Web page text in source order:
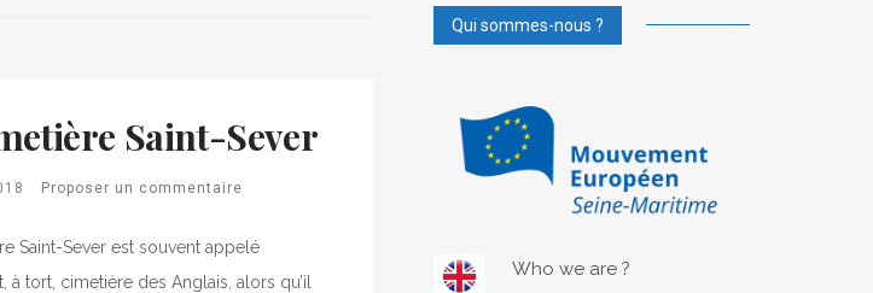
Saint-Sever
Proposer un commentaire
Saint-Sever est souvent appelé
à tort, cimetière des Anglais, alors qu’il
Qui sommes-nous ?
Who we are ?